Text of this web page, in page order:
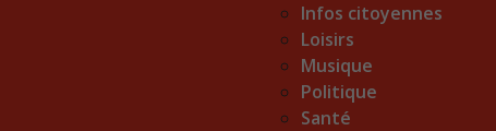
Infos citoyennes
Loisirs
Musique
Politique
Santé